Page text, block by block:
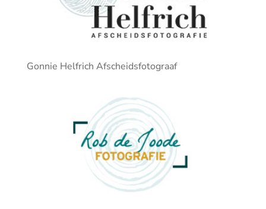
Gonnie Helfrich Afscheidsfotograaf